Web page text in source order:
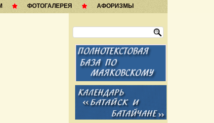
ФОТОГАЛЕРЕЯ АФОРИЗМЫ